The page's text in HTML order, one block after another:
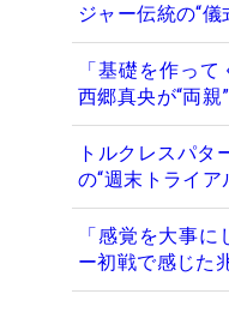
ジャー伝統の“儀
「基礎を作っ
西郷真央が“両親
トルクレスパ
の“週末トライア
「感覚を大事
ー初戦で感じた